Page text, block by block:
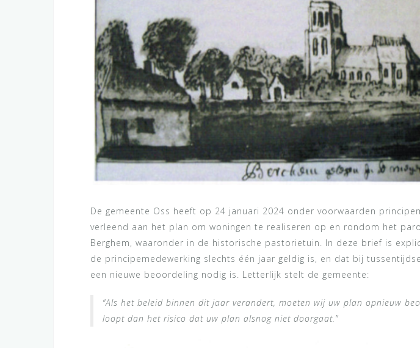
De gemeente Oss heeft op 24 januari 2024 onder voorwaarden
verleend aan het plan om woningen te realiseren op en rondom het
Berghem, waaronder in de historische pastorietuin. In deze brief is
de principemedewerking slechts één jaar geldig is, en dat bij
een nieuwe beoordeling nodig is. Letterlijk stelt de gemeente:
“Als het beleid binnen dit jaar verandert, moeten wij uw plan opnieuw
loopt dan het risico dat uw plan alsnog niet doorgaat.”